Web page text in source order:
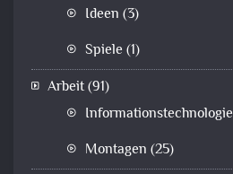
Ideen (3)
Spiele (1)
Arbeit(91)
Informationstechnologie
Montagen (25)